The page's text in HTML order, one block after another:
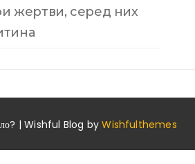
жертви, серед них
| Wishful Blog byWishfulthemes